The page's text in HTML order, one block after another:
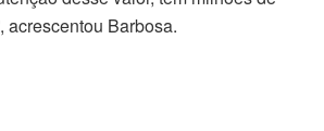
acrescentou Barbosa.